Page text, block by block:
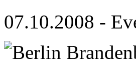
07.10.2008 -